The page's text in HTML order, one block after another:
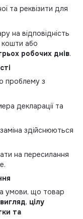
та реквізити для
на відповідність
або
робочих днів.
проблему з
декларації та
здійснюються
на пересилання
умови, що товар
, цілу
та